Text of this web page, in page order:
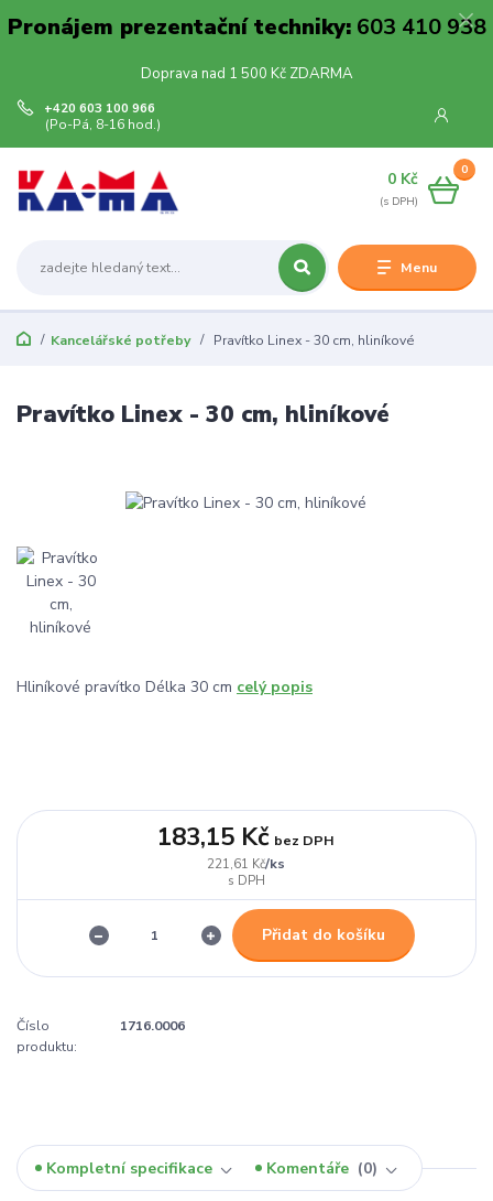
Pronájem prezentační techniky:603 410 938
Doprava nad 1 500 Kč ZDARMA
Menu
+420 603 100 966
(Po-Pá, 8-16 hod.)
0
0 Kč
Kancelářské potřeby Pravítko Linex - 30 cm, hliníkové
Pravítko Linex - 30 cm, hliníkové
Hliníkové pravítko Délka 30 cm celý popis
221,61 Kč/ks
183,15 Kč bez DPH
Přidat do košíku
Číslo
produktu:
1716.0006
Kompletní specifikace Komentáře 0